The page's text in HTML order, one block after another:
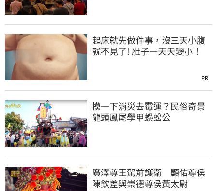
起床就先做件事，沒三天小腹
就不見了! 肚子一天天變小！
PR
摸一下消災去霉運？民俗奇景
龍頭鳳尾學甲蜈蚣公
廣澤尊王駕前護衛 顯佑尊侯
陳欽差與崇德尊侯黃太尉